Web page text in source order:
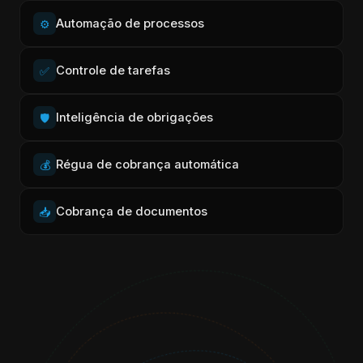
⚙️ Automação de processos
✅ Controle de tarefas
🛡️ Inteligência de obrigações
💰 Régua de cobrança automática
📥 Cobrança de documentos